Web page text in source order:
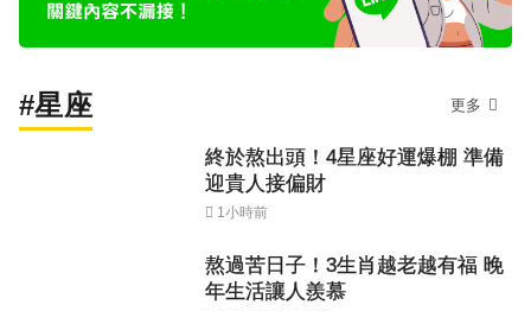
#星座 更多
終於熬出頭！4星座好運爆棚 準備
迎貴人接偏財
1小時前
熬過苦日子！3生肖越老越有福 晚
年生活讓人羨慕